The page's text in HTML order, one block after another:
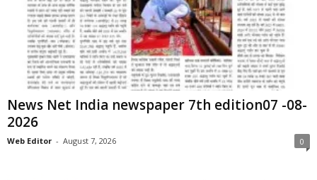
News Net India newspaper 7th edition07 -08-
2026
Web Editor - August 7, 2026 0